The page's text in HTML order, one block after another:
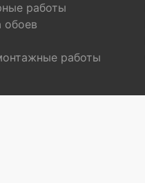
работы
обоев
работы